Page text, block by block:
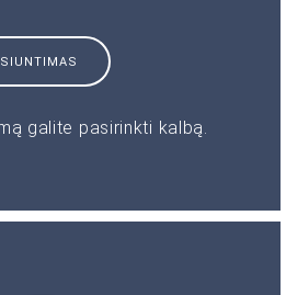
galite pasirinkti kalbą.